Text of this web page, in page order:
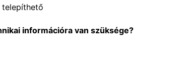
telepíthető
információra van szüksége?